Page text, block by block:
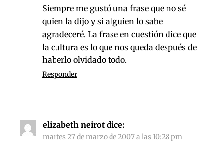
Siempre me gustó una frase que no sé
quien la dijo y si alguien lo sabe
agradeceré. La frase en cuestión dice que
la cultura es lo que nos queda después de
haberlo olvidado todo.
Responder
elizabeth neirot dice:
martes 27 de marzo de 2007 a las 10:28 pm